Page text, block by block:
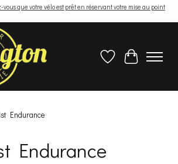
vous que votre vélo est prêt en réservant votre mise au point
Liste de souhaits
Panier
Endurance
Endurance